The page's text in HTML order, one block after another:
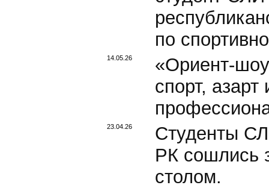
по
14.05.26
«Ориент-
спорт, азарт
23.04.26
Студенты
РК сошлись
столом.